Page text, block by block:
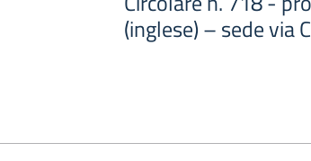
(inglese) – sede via